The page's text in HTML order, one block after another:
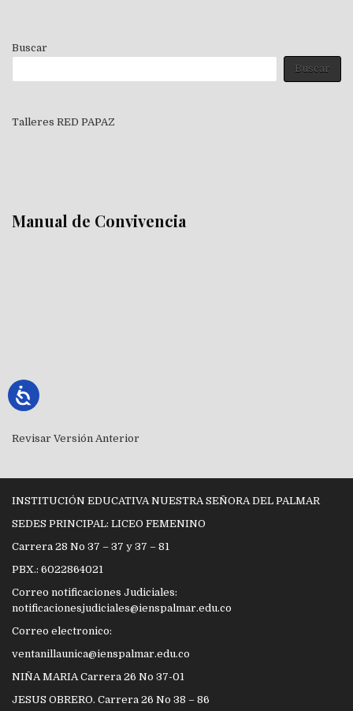
Buscar
Buscar
Talleres RED PAPAZ
Manual de Convivencia
Revisar Versión Anterior
INSTITUCIÓN EDUCATIVA NUESTRA SEÑORA DEL PALMAR
SEDES PRINCIPAL: LICEO FEMENINO
Carrera 28 No 37 – 37 y 37 – 81
PBX.: 6022864021
Correo notificaciones Judiciales:
notificacionesjudiciales@ienspalmar.edu.co
Correo electronico:
ventanillaunica@ienspalmar.edu.co
NIÑA MARIA Carrera 26 No 37-01
JESUS OBRERO. Carrera 26 No 38 – 86